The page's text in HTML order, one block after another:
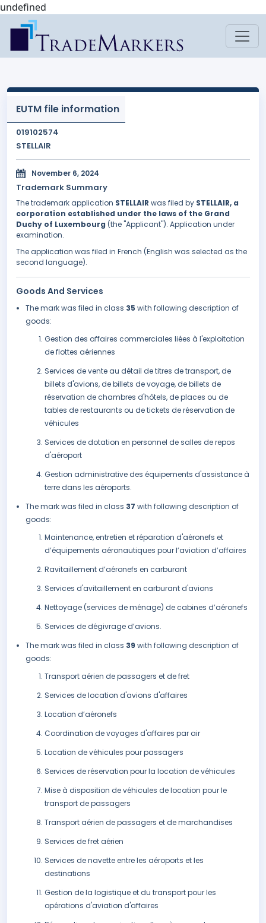
undefined
EUTM file information
019102574
STELLAIR
November 6, 2024
Trademark Summary
The trademark application STELLAIR was filed by STELLAIR, a
corporation established under the laws of the Grand
Duchy of Luxembourg (the "Applicant"). Application under
examination.
The application was filed in French (English was selected as the
second language).
Goods And Services
The mark was filed in class 35 with following description of
goods:
Gestion des affaires commerciales liées à l'exploitation
de flottes aériennes
Services de vente au détail de titres de transport, de
billets d'avions, de billets de voyage, de billets de
réservation de chambres d'hôtels, de places ou de
tables de restaurants ou de tickets de réservation de
véhicules
Services de dotation en personnel de salles de repos
d'aéroport
Gestion administrative des équipements d'assistance à
terre dans les aéroports.
The mark was filed in class 37 with following description of
goods:
Maintenance, entretien et réparation d'aéronefs et
d’équipements aéronautiques pour l’aviation d’affaires
Ravitaillement d’aéronefs en carburant
Services d'avitaillement en carburant d'avions
Nettoyage (services de ménage) de cabines d’aéronefs
Services de dégivrage d’avions.
The mark was filed in class 39 with following description of
goods:
Transport aérien de passagers et de fret
Services de location d'avions d'affaires
Location d’aéronefs
Coordination de voyages d'affaires par air
Location de véhicules pour passagers
Services de réservation pour la location de véhicules
Mise à disposition de véhicules de location pour le
transport de passagers
Transport aérien de passagers et de marchandises
Services de fret aérien
Services de navette entre les aéroports et les
destinations
Gestion de la logistique et du transport pour les
opérations d'aviation d'affaires